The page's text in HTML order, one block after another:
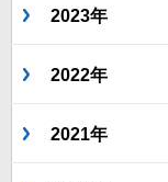
2023年
2022年
2021年